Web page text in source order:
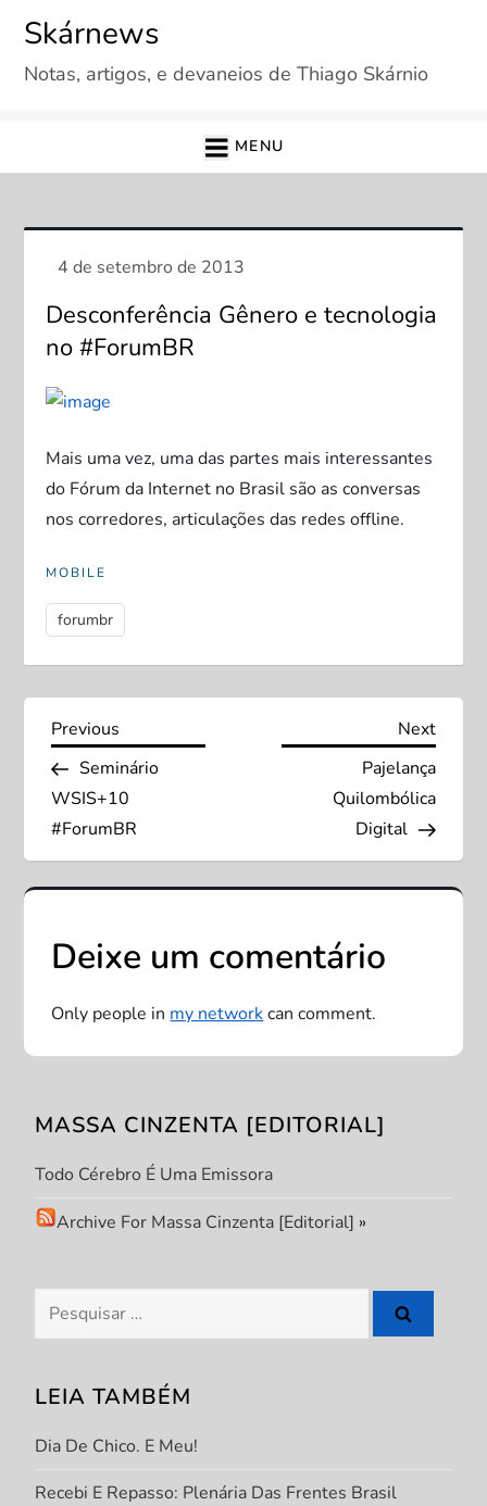
content
Skárnews
Notas, artigos, e devaneios de Thiago Skárnio
MENU
Desconferência Gênero e tecnologia
no #ForumBR
Mais uma vez, uma das partes mais interessantes
do Fórum da Internet no Brasil são as conversas
nos corredores, articulações das redes offline.
MOBILE
forumbr
N
a
v
e
g
a
ç
o
d
P
o
s
t
Previous
Post
Previous
Seminário
WSIS+10
#ForumBR
Next
Next
Pajelança
Quilombólica
Digital
Deixe um comentário
Only people in my networkcan comment.
MASSA CINZENTA [EDITORIAL]
Todo Cérebro É Uma Emissora
Archive For Massa Cinzenta [Editorial] »
Pesquisar
por:
LEIA TAMBÉM
Dia De Chico. E Meu!
Recebi E Repasso: Plenária Das Frentes Brasil